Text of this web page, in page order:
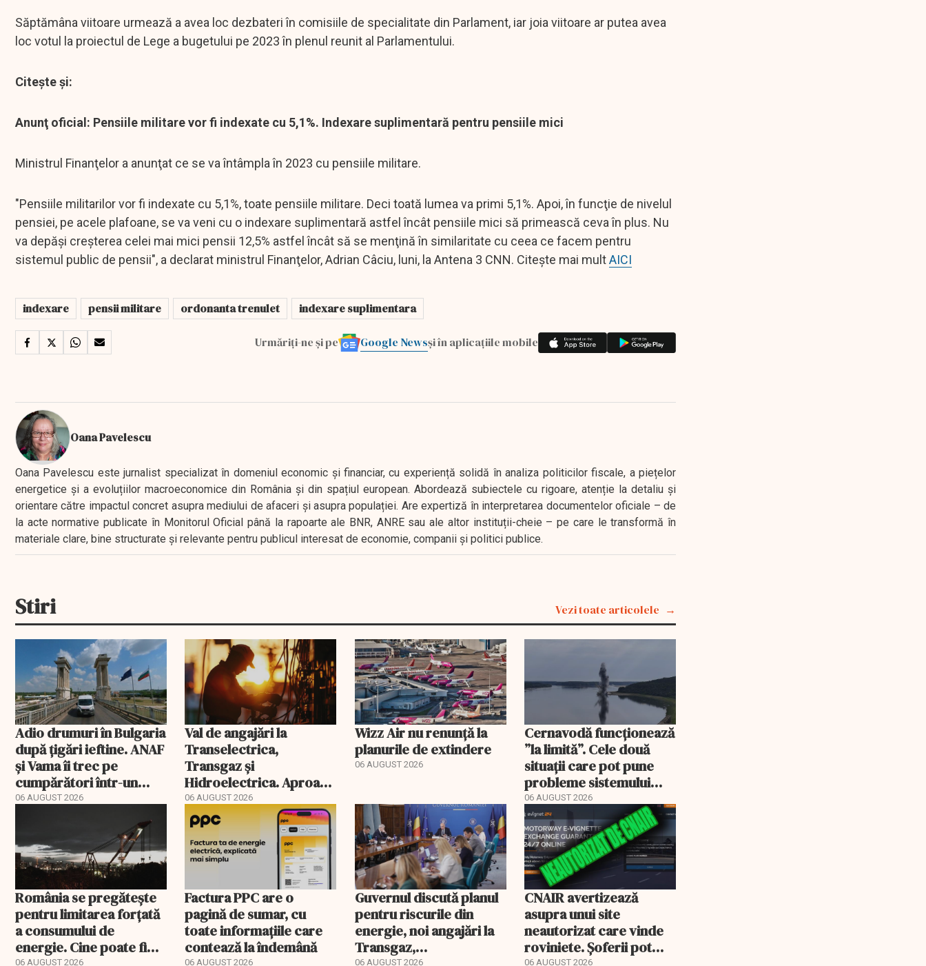
Săptămâna viitoare urmează a avea loc dezbateri în comisiile de specialitate din Parlament, iar joia viitoare ar putea avea
loc votul la proiectul de Lege a bugetului pe 2023 în plenul reunit al Parlamentului.
Citește și:
Anunţ oficial: Pensiile militare vor fi indexate cu 5,1%. Indexare suplimentară pentru pensiile mici
Ministrul Finanţelor a anunţat ce se va întâmpla în 2023 cu pensiile militare.
"Pensiile militarilor vor fi indexate cu 5,1%, toate pensiile militare. Deci toată lumea va primi 5,1%. Apoi, în funcţie de nivelul
pensiei, pe acele plafoane, se va veni cu o indexare suplimentară astfel încât pensiile mici să primească ceva în plus. Nu
va depăşi creşterea celei mai mici pensii 12,5% astfel încât să se menţină în similaritate cu ceea ce facem pentru
sistemul public de pensii", a declarat ministrul Finanţelor, Adrian Câciu, luni, la Antena 3 CNN. Citește mai multAICI
indexare pensii militare ordonanta trenulet indexare suplimentara
Urmăriți-ne și pe Google Newsși în aplicațiile mobile
Oana Pavelescu
Oana Pavelescu este jurnalist specializat în domeniul economic și financiar, cu experiență solidă în analiza politicilor fiscale, a piețelor
energetice și a evoluțiilor macroeconomice din România și din spațiul european. Abordează subiectele cu rigoare, atenție la detaliu și
orientare către impactul concret asupra mediului de afaceri și asupra populației. Are expertiză în interpretarea documentelor oficiale – de
la acte normative publicate în Monitorul Oficial până la rapoarte ale BNR, ANRE sau ale altor instituții-cheie – pe care le transformă în
materiale clare, bine structurate și relevante pentru publicul interesat de economie, companii și politici publice.
Stiri Vezi toate articolele
Adio drumuri în Bulgaria
după țigări ieftine. ANAF
și Vama îi trec pe
cumpărători într-un
registru electronic
06 AUGUST 2026
Val de angajări la
Transelectrica,
Transgaz și
Hidroelectrica. Aproape
400 de posturi aprobate
06 AUGUST 2026
Wizz Air nu renunță la
planurile de extindere
06 AUGUST 2026
Cernavodă funcționează
”la limită”. Cele două
situații care pot pune
probleme sistemului
energetic
06 AUGUST 2026
România se pregătește
pentru limitarea forțată
a consumului de
energie. Cine poate fi
06 AUGUST 2026
Factura PPC are o
pagină de sumar, cu
toate informațiile care
contează la îndemână
06 AUGUST 2026
Guvernul discută planul
pentru riscurile din
energie, noi angajări la
Transgaz,
06 AUGUST 2026
CNAIR avertizează
asupra unui site
neautorizat care vinde
roviniete. Șoferii pot
06 AUGUST 2026